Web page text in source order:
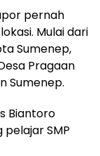
pernah
Mulai dari
Sumenep,
Pragaan
Sumenep.
Biantoro
SMP